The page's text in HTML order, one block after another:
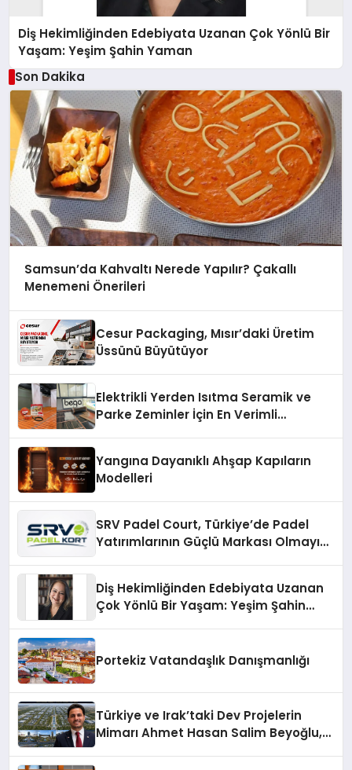
Diş Hekimliğinden Edebiyata Uzanan Çok Yönlü Bir
Yaşam: Yeşim Şahin Yaman
Son Dakika
Samsun’da Kahvaltı Nerede Yapılır? Çakallı
Menemeni Önerileri
Cesur Packaging, Mısır’daki Üretim
Üssünü Büyütüyor
Elektrikli Yerden Isıtma Seramik ve
Parke Zeminler İçin En Verimli
Yangına Dayanıklı Ahşap Kapıların
Modelleri
SRV Padel Court, Türkiye’de Padel
Yatırımlarının Güçlü Markası Olmayı
Diş Hekimliğinden Edebiyata Uzanan
Çok Yönlü Bir Yaşam: Yeşim Şahin
Portekiz Vatandaşlık Danışmanlığı
Türkiye ve Irak’taki Dev Projelerin
Mimarı Ahmet Hasan Salim Beyoğlu,